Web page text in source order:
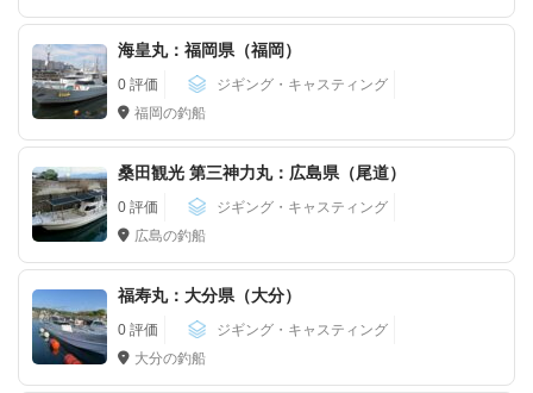
海皇丸：福岡県（福岡）
0 評価
ジギング・キャスティング
福岡の釣船
桑田観光 第三神力丸：広島県（尾道）
0 評価
ジギング・キャスティング
広島の釣船
福寿丸：大分県（大分）
0 評価
ジギング・キャスティング
大分の釣船